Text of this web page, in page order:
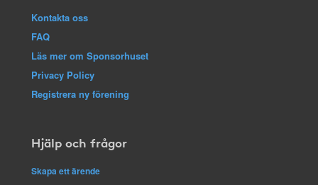
Kontakta oss
FAQ
Läs mer om Sponsorhuset
Privacy Policy
Registrera ny förening
Hjälp och frågor
Skapa ett ärende